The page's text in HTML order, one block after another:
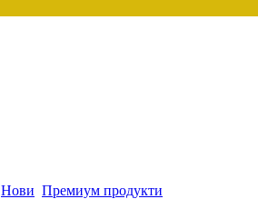
Нови Премиум продукти